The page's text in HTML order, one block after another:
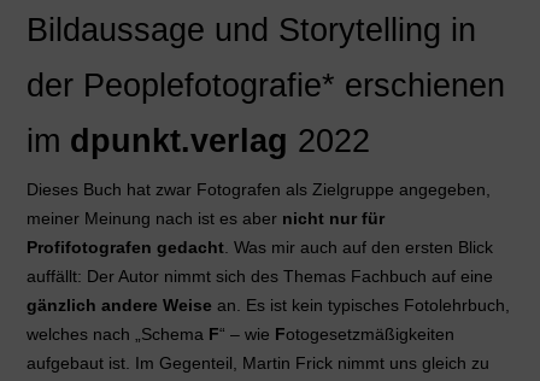
Bildaussage und Storytelling in
der Peoplefotografie* erschienen
im dpunkt.verlag 2022
Dieses Buch hat zwar Fotografen als Zielgruppe angegeben,
meiner Meinung nach ist es aber nicht nur für
Profifotografen gedacht. Was mir auch auf den ersten Blick
auffällt: Der Autor nimmt sich des Themas Fachbuch auf eine
gänzlich andere Weise an. Es ist kein typisches Fotolehrbuch,
welches nach „Schema F“ – wie Fotogesetzmäßigkeiten
aufgebaut ist. Im Gegenteil, Martin Frick nimmt uns gleich zu